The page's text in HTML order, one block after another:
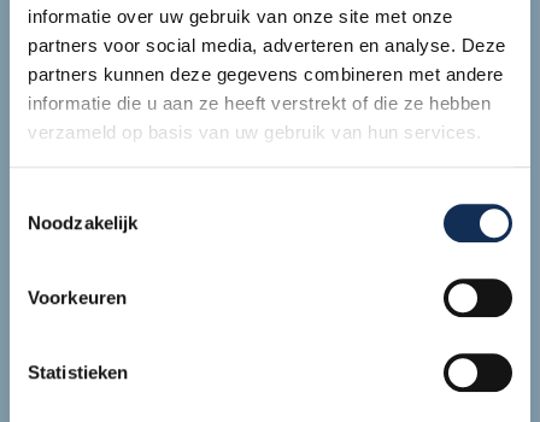
informatie over uw gebruik van onze site met onze
partners voor social media, adverteren en analyse. Deze
partners kunnen deze gegevens combineren met andere
informatie die u aan ze heeft verstrekt of die ze hebben
verzameld op basis van uw gebruik van hun services.
Noodzakelijk
Voorkeuren
Statistieken
Contact
info@fysoptima.nl
041 633 0 622
Algemene voorwaarden
Privacybeleid